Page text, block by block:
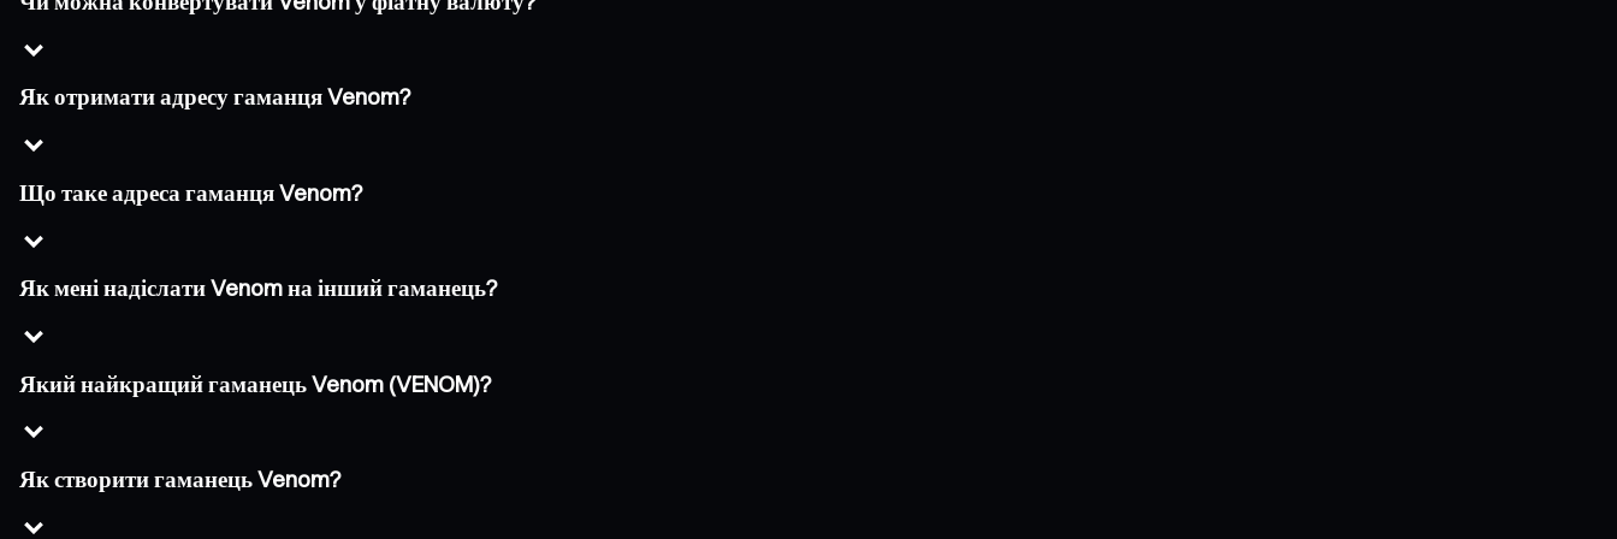
Як отримати адресу гаманця Venom?
Що таке адреса гаманця Venom?
Як мені надіслати Venom на інший гаманець?
Який найкращий гаманець Venom (VENOM)?
Як створити гаманець Venom?